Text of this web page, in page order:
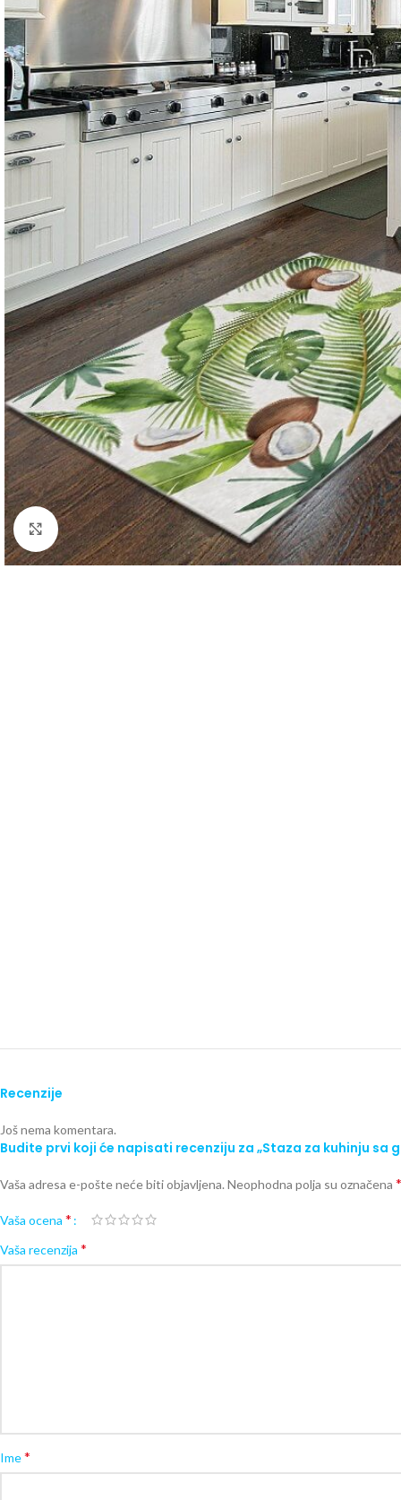
Click to enlarge
Recenzije
Još nema komentara.
Budite prvi koji će napisati recenziju za „Staza za kuhinju sa
Vaša adresa e-pošte neće biti objavljena. Neophodna polja su označena *
Vaša ocena *
Vaša recenzija *
Ime*